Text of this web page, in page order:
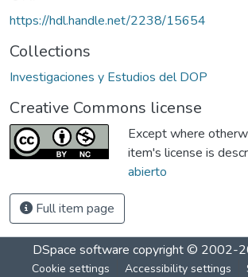
https://hdl.handle.net/2238/15654
Collections
Investigaciones y Estudios del DOP
Creative Commons license
Except where
item's license is
abierto
Full item page
DSpace software copyright © 2002-
Cookie settings Accessibility settings